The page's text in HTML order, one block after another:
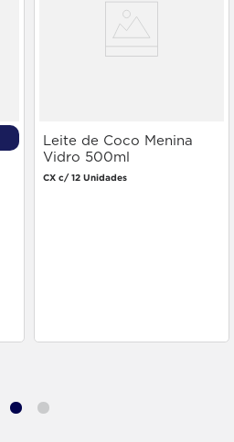
Leite de Coco Menina
Vidro 500ml
CX c/ 12 Unidades